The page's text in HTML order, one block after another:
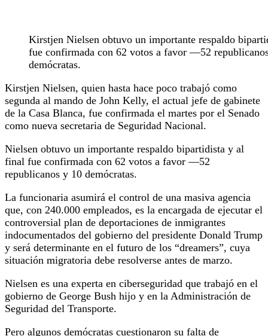
Kirstjen Nielsen obtuvo un importante respaldo
fue confirmada con 62 votos a favor —52
demócratas.
Kirstjen Nielsen, quien hasta hace poco trabajó como
segunda al mando de John Kelly, el actual jefe de gabinete
de la Casa Blanca, fue confirmada el martes por el Senado
como nueva secretaria de Seguridad Nacional.
Nielsen obtuvo un importante respaldo bipartidista y al
final fue confirmada con 62 votos a favor —52
republicanos y 10 demócratas.
La funcionaria asumirá el control de una masiva agencia
que, con 240.000 empleados, es la encargada de ejecutar el
controversial plan de deportaciones de inmigrantes
indocumentados del gobierno del presidente Donald Trump
y será determinante en el futuro de los “dreamers”, cuya
situación migratoria debe resolverse antes de marzo.
Nielsen es una experta en ciberseguridad que trabajó en el
gobierno de George Bush hijo y en la Administración de
Seguridad del Transporte.
Pero algunos demócratas cuestionaron su falta de